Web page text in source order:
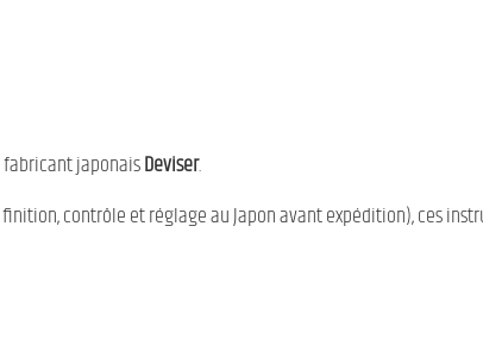
fabricant japonaisDeviser.
contrôle et réglage au Japon avant expédition), ces